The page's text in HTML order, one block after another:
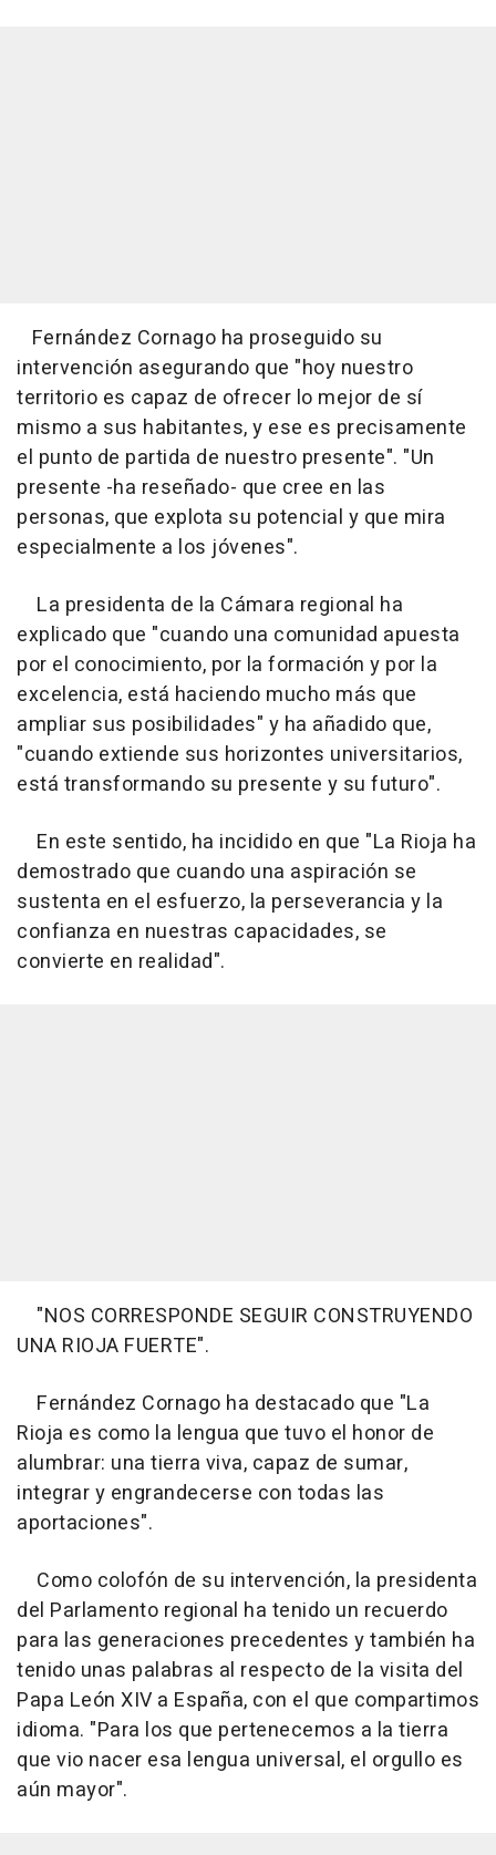
Fernández Cornago ha proseguido su
intervención asegurando que "hoy nuestro
territorio es capaz de ofrecer lo mejor de sí
mismo a sus habitantes, y ese es precisamente
el punto de partida de nuestro presente". "Un
presente -ha reseñado- que cree en las
personas, que explota su potencial y que mira
especialmente a los jóvenes".
La presidenta de la Cámara regional ha
explicado que "cuando una comunidad apuesta
por el conocimiento, por la formación y por la
excelencia, está haciendo mucho más que
ampliar sus posibilidades" y ha añadido que,
"cuando extiende sus horizontes universitarios,
está transformando su presente y su futuro".
En este sentido, ha incidido en que "La Rioja ha
demostrado que cuando una aspiración se
sustenta en el esfuerzo, la perseverancia y la
confianza en nuestras capacidades, se
convierte en realidad".
"NOS CORRESPONDE SEGUIR CONSTRUYENDO
UNA RIOJA FUERTE".
Fernández Cornago ha destacado que "La
Rioja es como la lengua que tuvo el honor de
alumbrar: una tierra viva, capaz de sumar,
integrar y engrandecerse con todas las
aportaciones".
Como colofón de su intervención, la presidenta
del Parlamento regional ha tenido un recuerdo
para las generaciones precedentes y también ha
tenido unas palabras al respecto de la visita del
Papa León XIV a España, con el que compartimos
idioma. "Para los que pertenecemos a la tierra
que vio nacer esa lengua universal, el orgullo es
aún mayor".